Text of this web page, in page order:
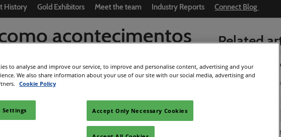
History Gold Exhibitors Meet the team Industry Reports Connect Blog
Trends
Event news
acontecimentos
o setor de
FacebookTwitterLinkedInWhatsappCopy link
Related
to analyse and improve our service, to improve and personalise content, advertising and your
We also share information about your use of our site with our social media, advertising and
Cookie Policy
Settings Accept Only Necessary Cookies